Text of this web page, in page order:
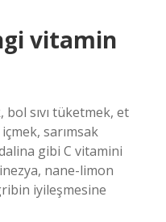
vitamin
bol sıvı tüketmek, et
sarımsak
gibi C vitamini
nane-limon
iyileşmesine